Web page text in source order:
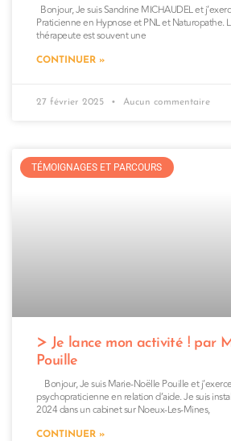
Bonjour, Je suis Sandrine MICHAUDEL et
Praticienne en Hypnose et PNL et Naturopathe.
thérapeute est souvent une
CONTINUER »
27 février 2025 Aucun commentaire
TÉMOIGNAGES ET PARCOURS
Je lance mon activité ! par
Pouille
Bonjour, Je suis Marie-Noëlle Pouille et
psychopraticienne en relation d’aide. Je suis
2024 dans un cabinet sur Noeux-Les-Mines,
CONTINUER »